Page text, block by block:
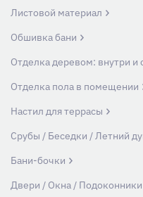
Листовой материал
Обшивка бани
Отделка деревом: внутри и
Отделка пола в помещении
Настил для террасы
Срубы / Беседки / Летний
Бани-бочки
Двери / Окна / Подоконники